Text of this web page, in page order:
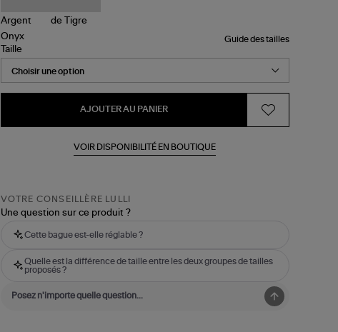
Guide des tailles
Taille
AJOUTER AU PANIER
VOIR DISPONIBILITÉ EN BOUTIQUE
VOTRE CONSEILLÈRE LULLI
Une question sur ce produit ?
Cette bague est-elle réglable ?
Quelle est la différence de taille entre les deux groupes de tailles
proposés ?